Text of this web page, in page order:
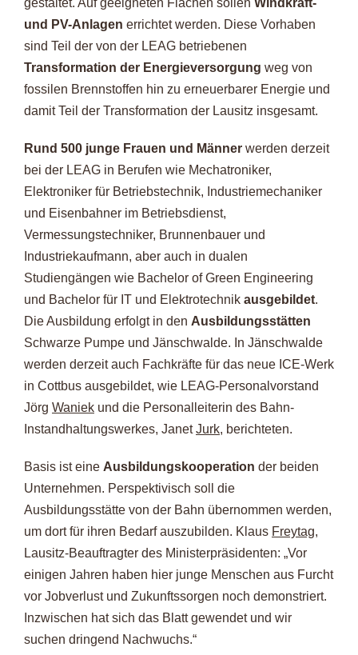
gestaltet. Auf geeigneten Flächen sollen Windkraft-
und PV-Anlagen errichtet werden. Diese Vorhaben
sind Teil der von der LEAG betriebenen
Transformation der Energieversorgung weg von
fossilen Brennstoffen hin zu erneuerbarer Energie und
damit Teil der Transformation der Lausitz insgesamt.
Rund 500 junge Frauen und Männer werden derzeit
bei der LEAG in Berufen wie Mechatroniker,
Elektroniker für Betriebstechnik, Industriemechaniker
und Eisenbahner im Betriebsdienst,
Vermessungstechniker, Brunnenbauer und
Industriekaufmann, aber auch in dualen
Studiengängen wie Bachelor of Green Engineering
und Bachelor für IT und Elektrotechnik ausgebildet.
Die Ausbildung erfolgt in den Ausbildungsstätten
Schwarze Pumpe und Jänschwalde. In Jänschwalde
werden derzeit auch Fachkräfte für das neue ICE-Werk
in Cottbus ausgebildet, wie LEAG-Personalvorstand
Jörg Waniek und die Personalleiterin des Bahn-
Instandhaltungswerkes, JanetJurk, berichteten.
Basis ist eine Ausbildungskooperation der beiden
Unternehmen. Perspektivisch soll die
Ausbildungsstätte von der Bahn übernommen werden,
um dort für ihren Bedarf auszubilden. Klaus Freytag,
Lausitz-Beauftragter des Ministerpräsidenten: „Vor
einigen Jahren haben hier junge Menschen aus Furcht
vor Jobverlust und Zukunftssorgen noch demonstriert.
Inzwischen hat sich das Blatt gewendet und wir
suchen dringend Nachwuchs.“